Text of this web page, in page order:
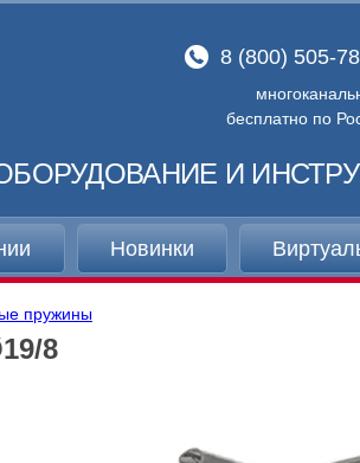
8 (800) 505-
бесплатно по
И
Новинки
пружины
8